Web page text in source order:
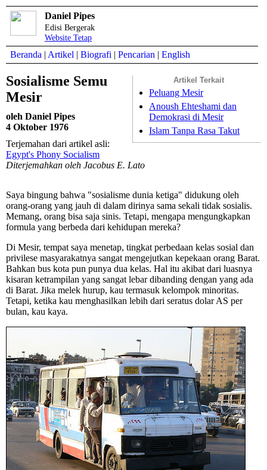
Daniel Pipes
Edisi Bergerak
Website Tetap
Beranda | Artikel | Biografi | Pencarian | English
Artikel Terkait
Peluang Mesir
Anoush Ehteshami dan
Demokrasi di Mesir
Islam Tanpa Rasa Takut
Sosialisme Semu
Mesir
oleh Daniel Pipes
4 Oktober 1976
Terjemahan dari artikel asli:
Egypt's Phony Socialism
Diterjemahkan oleh Jacobus E. Lato
Saya bingung bahwa "sosialisme dunia ketiga" didukung oleh
orang-orang yang jauh di dalam dirinya sama sekali tidak sosialis.
Memang, orang bisa saja sinis. Tetapi, mengapa mengungkapkan
formula yang berbeda dari kehidupan mereka?
Di Mesir, tempat saya menetap, tingkat perbedaan kelas sosial dan
privilese masyarakatnya sangat mengejutkan kepekaan orang Barat.
Bahkan bus kota pun punya dua kelas. Hal itu akibat dari luasnya
kisaran ketrampilan yang sangat lebar dibanding dengan yang ada
di Barat. Jika melek hurup, kau termasuk kelompok minoritas.
Tetapi, ketika kau menghasilkan lebih dari seratus dolar AS per
bulan, kau kaya.